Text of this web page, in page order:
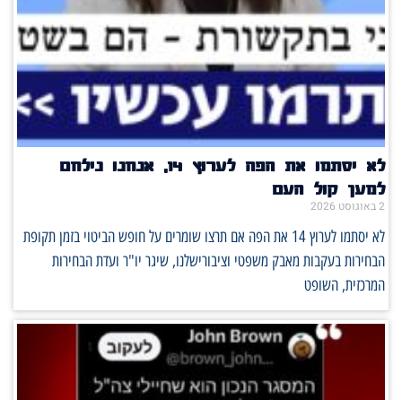
לא יסתמו את הפה לערוץ 14, אנחנו נילחם
למען קול העם
2 באוגוסט 2026
לא יסתמו לערוץ 14 את הפה אם תרצו שומרים על חופש הביטוי בזמן תקופת
הבחירות בעקבות מאבק משפטי וציבורישלנו, שיגר יו"ר ועדת הבחירות
המרכזית, השופט